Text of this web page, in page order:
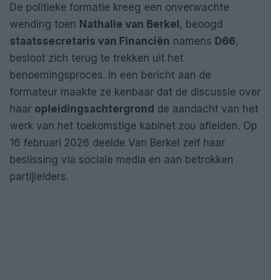
De politieke formatie kreeg een onverwachte
wending toen Nathalie van Berkel, beoogd
staatssecretaris van Financiën namens D66,
besloot zich terug te trekken uit het
benoemingsproces. In een bericht aan de
formateur maakte ze kenbaar dat de discussie over
haar opleidingsachtergrond de aandacht van het
werk van het toekomstige kabinet zou afleiden. Op
16 februari 2026 deelde Van Berkel zelf haar
beslissing via sociale media en aan betrokken
partijleiders.